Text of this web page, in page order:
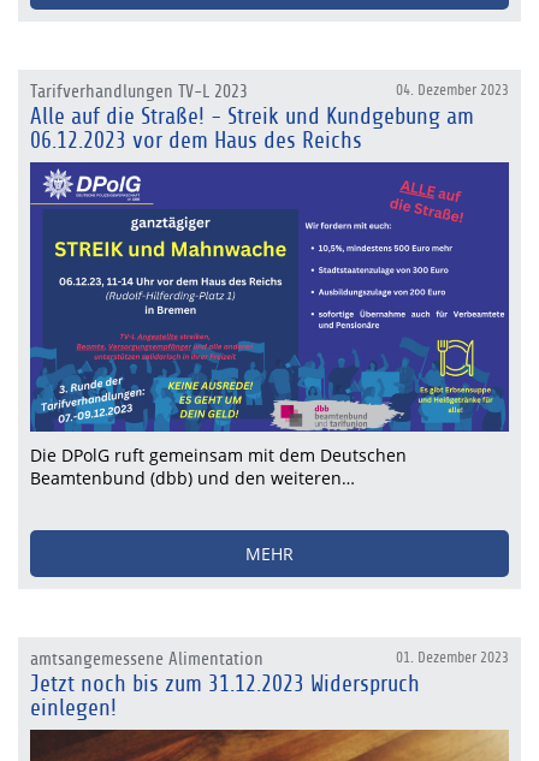
04. Dezember 2023
Tarifverhandlungen TV-L 2023
Alle auf die Straße! - Streik und Kundgebung am
06.12.2023 vor dem Haus des Reichs
Die DPolG ruft gemeinsam mit dem Deutschen
Beamtenbund (dbb) und den weiteren…
MEHR
01. Dezember 2023
amtsangemessene Alimentation
Jetzt noch bis zum 31.12.2023 Widerspruch
einlegen!